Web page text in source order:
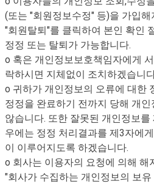
(또는 "회원정보수정" 등)을 가입
"회원탈퇴"를 클릭하여 본인 확인
정정 또는 탈퇴가 가능합니다.
o 혹은 개인정보보호책임자에게
락하시면 지체없이 조치하겠습니
o 귀하가 개인정보의 오류에 대한
정정을 완료하기 전까지 당해 개인
않습니다. 또한 잘못된 개인정보
우에는 정정 처리결과를 제3자에
이 이루어지도록 하겠습니다.
o 회사는 이용자의 요청에 의해 해
"회사가 수집하는 개인정보의 보